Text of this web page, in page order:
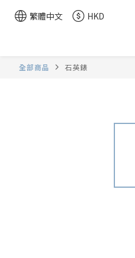
繁體中文 HKD
全部商品 石英錶